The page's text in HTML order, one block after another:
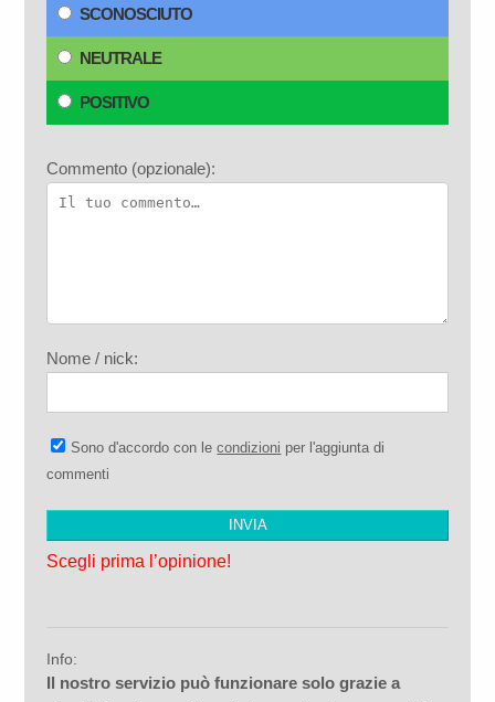
SCONOSCIUTO
NEUTRALE
POSITIVO
Commento (opzionale):
Nome / nick:
Sono d'accordo con lecondizioni per l'aggiunta di
commenti
Scegli prima l’opinione!
Info:
Il nostro servizio può funzionare solo grazie a